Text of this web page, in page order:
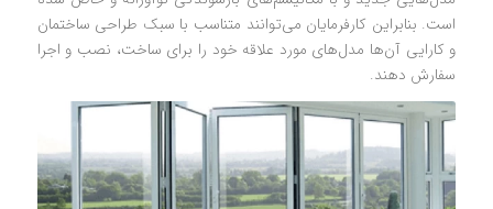
است. بنابراین کارفرمایان می‌توانند متناسب با سبک طراحی ساختمان
و کارایی آن‌ها مدل‌های مورد علاقه خود را برای ساخت، نصب و اجرا
سفارش دهند.